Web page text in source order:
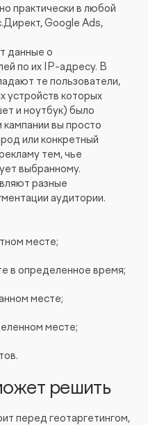
практически в любой
Google Ads,
данные о
по их IP-адресу. В
те пользователи,
устройств которых
и ноутбук) было
вы просто
или конкретный
тем, чье
выбранному.
разные
аудитории.
месте;
в определенное время;
месте;
месте;
решить
перед геотаргетингом,